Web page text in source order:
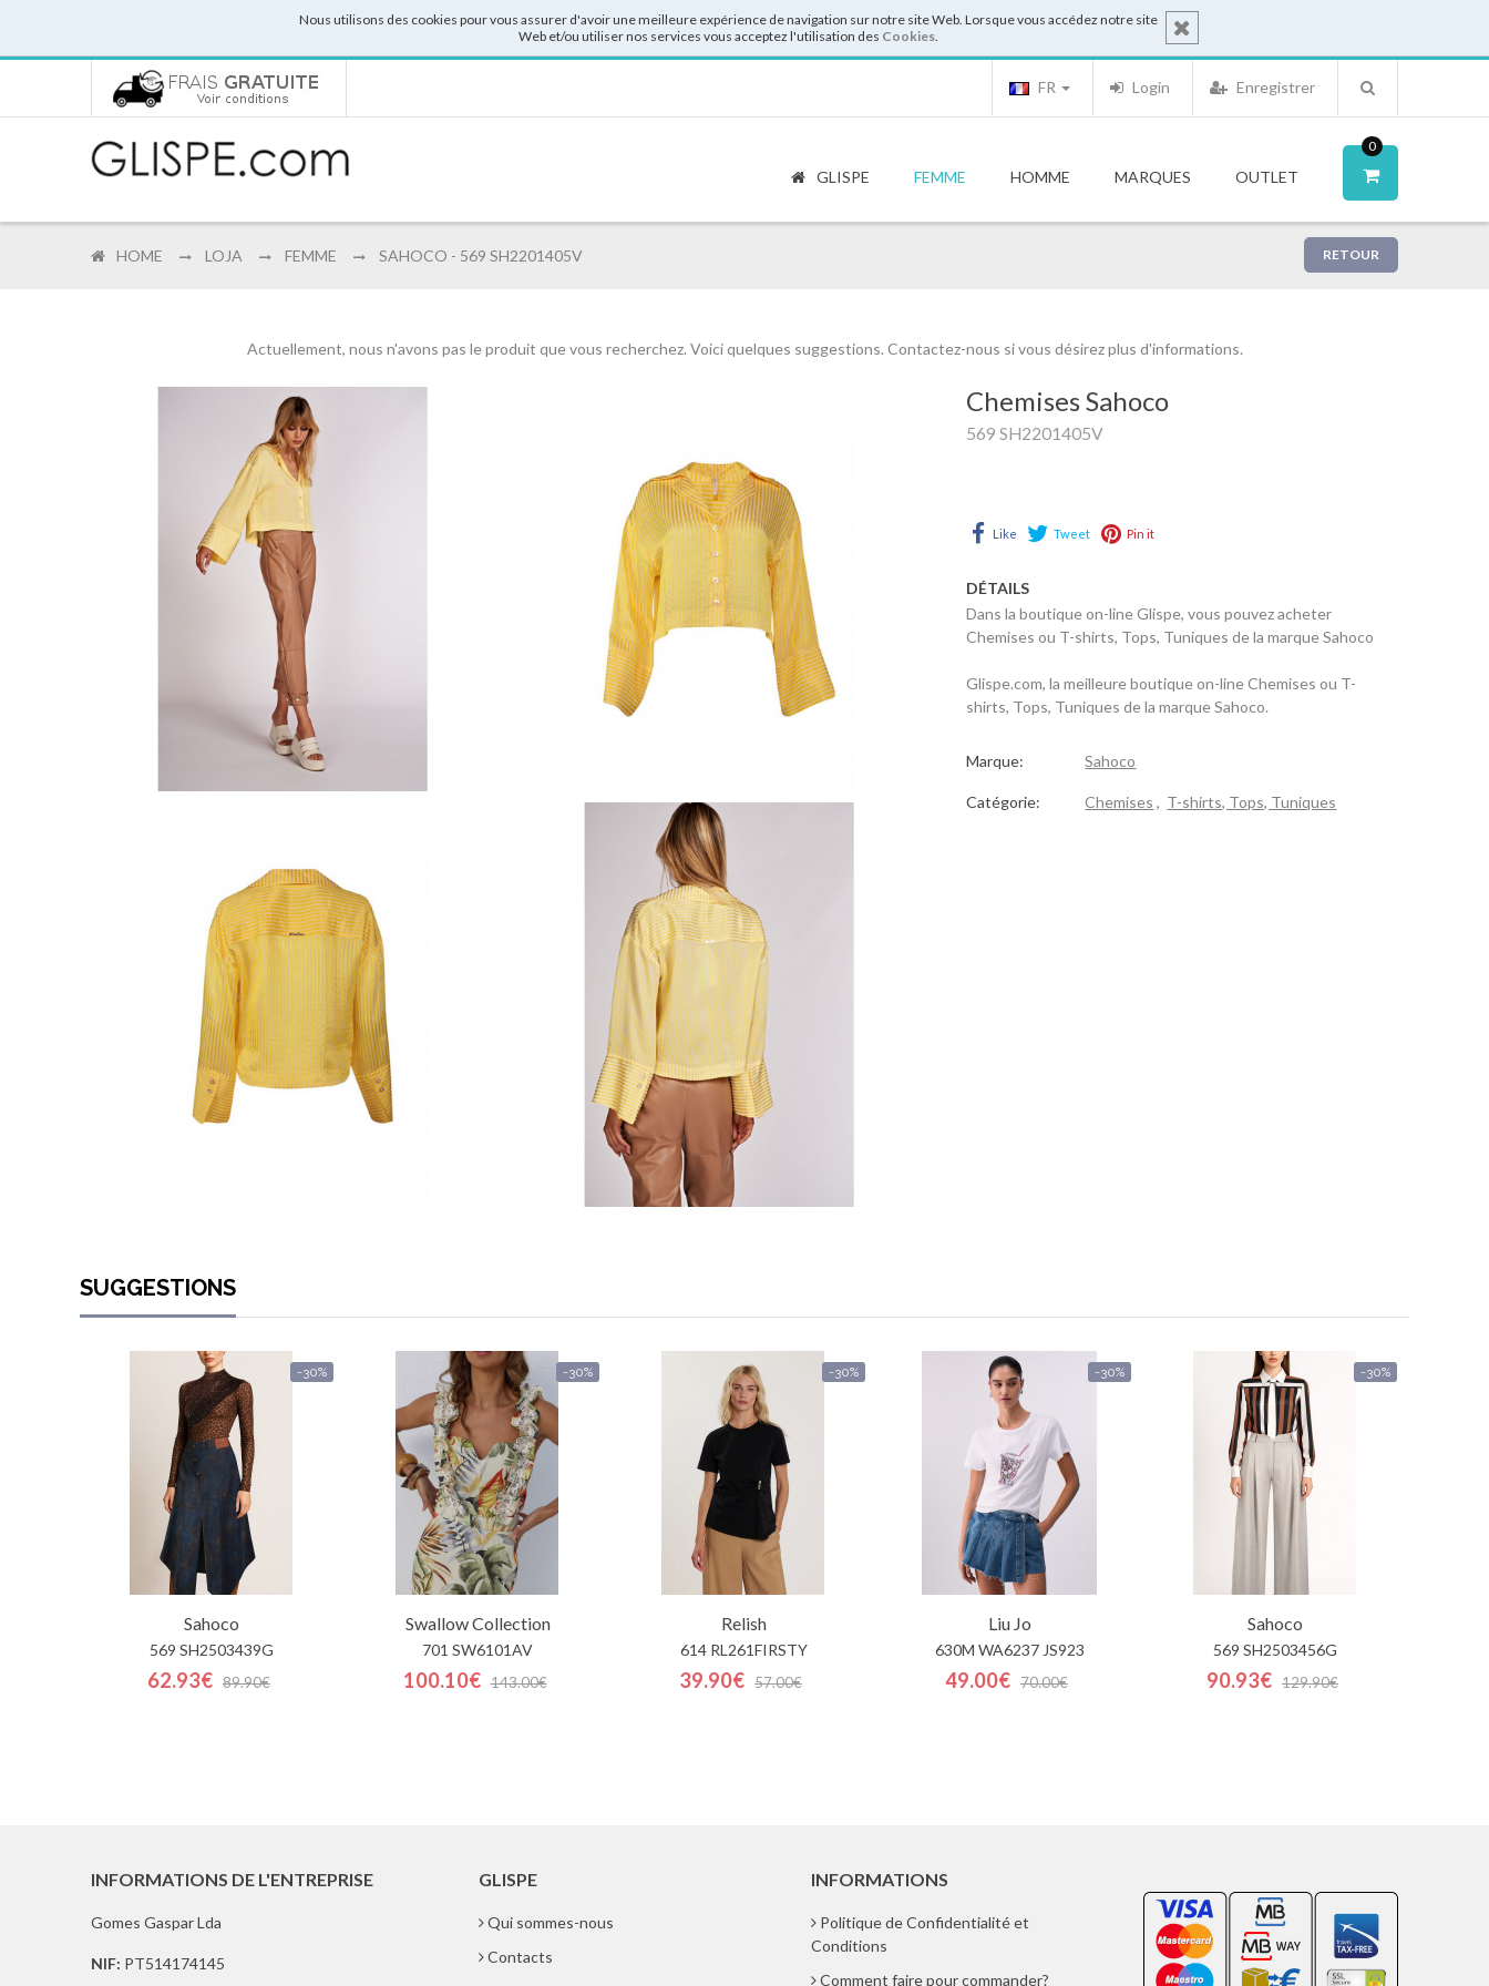
Nous utilisons des cookies pour vous assurer d'avoir une meilleure expérience de navigation sur notre site Web. Lorsque vous accédez notre site
Web et/ou utiliser nos services vous acceptez l'utilisation des Cookies.
Enregistrer
Login
FR
0
GLISPE FEMME HOMME MARQUES OUTLET
RETOUR
HOME LOJA FEMME SAHOCO - 569 SH2201405V
Actuellement, nous n'avons pas le produit que vous recherchez. Voici quelques suggestions. Contactez-nous si vous désirez plus d'informations.
Chemises Sahoco
569 SH2201405V
Like Tweet Pin it
DÉTAILS
Dans la boutique on-line Glispe, vous pouvez acheter
Chemises ou T-shirts, Tops, Tuniques de la marque Sahoco
Glispe.com, la meilleure boutique on-line Chemises ou T-
shirts, Tops, Tuniques de la marque Sahoco.
Marque: Sahoco
Catégorie: Chemises , T-shirts, Tops, Tuniques
SUGGESTIONS
-30%
Sahoco
569 SH2503439G
62.93€ 89.90€
-30%
Swallow Collection
701 SW6101AV
100.10€ 143.00€
-30%
Relish
614 RL261FIRSTY
39.90€ 57.00€
-30%
Liu Jo
630M WA6237 JS923
49.00€ 70.00€
-30%
Sahoco
569 SH2503456G
90.93€ 129.90€
INFORMATIONS DE L'ENTREPRISE
Gomes Gaspar Lda
NIF: PT514174145
GLISPE
Qui sommes-nous
Contacts
INFORMATIONS
Politique de Confidentialité et
Conditions
Comment faire pour commander?